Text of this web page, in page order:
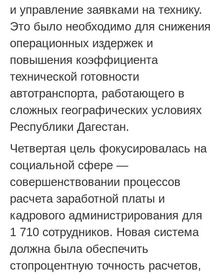
и управление заявками на технику.
Это было необходимо для снижения
операционных издержек и
повышения коэффициента
технической готовности
автотранспорта, работающего в
сложных географических условиях
Республики Дагестан.
Четвертая цель фокусировалась на
социальной сфере —
совершенствовании процессов
расчета заработной платы и
кадрового администрирования для
1 710 сотрудников. Новая система
должна была обеспечить
стопроцентную точность расчетов,